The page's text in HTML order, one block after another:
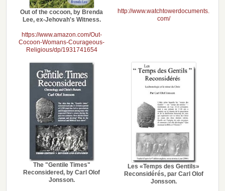
Out of the cocoon, by Brenda
Lee, ex-Jehovah's Witness.
https://www.amazon.com/Out-
Cocoon-Womans-Courageous-
Religious/dp/1931741654
http://www.watchtowerdocuments.
com/
The "Gentile Times"
Reconsidered, by Carl Olof
Jonsson.
Les «Temps des Gentils»
Reconsidérés, par Carl Olof
Jonsson.